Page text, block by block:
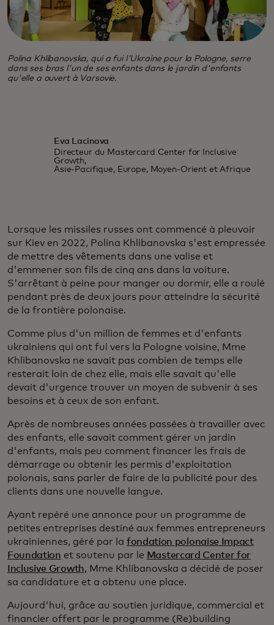
Polina Khlibanovska, qui a fui l'Ukraine pour la Pologne, serre
dans ses bras l'un de ses enfants dans le jardin d'enfants
qu'elle a ouvert à Varsovie.
Eva Lacinova
Directeur du Mastercard Center for Inclusive
Growth,
Asie-Pacifique, Europe, Moyen-Orient et Afrique
Lorsque les missiles russes ont commencé à pleuvoir
sur Kiev en 2022, Polina Khlibanovska s'est empressée
de mettre des vêtements dans une valise et
d'emmener son fils de cinq ans dans la voiture.
S'arrêtant à peine pour manger ou dormir, elle a roulé
pendant près de deux jours pour atteindre la sécurité
de la frontière polonaise.
Comme plus d'un million de femmes et d'enfants
ukrainiens qui ont fui vers la Pologne voisine, Mme
Khlibanovska ne savait pas combien de temps elle
resterait loin de chez elle, mais elle savait qu'elle
devait d'urgence trouver un moyen de subvenir à ses
besoins et à ceux de son enfant.
Après de nombreuses années passées à travailler avec
des enfants, elle savait comment gérer un jardin
d'enfants, mais peu comment financer les frais de
démarrage ou obtenir les permis d'exploitation
polonais, sans parler de faire de la publicité pour des
clients dans une nouvelle langue.
Ayant repéré une annonce pour un programme de
petites entreprises destiné aux femmes entrepreneurs
ukrainiennes, géré par la fondation polonaise Impact
Foundation et soutenu par le Mastercard Center for
Inclusive Growth, Mme Khlibanovska a décidé de poser
sa candidature et a obtenu une place.
Aujourd'hui, grâce au soutien juridique, commercial et
financier offert par le programme (Re)building